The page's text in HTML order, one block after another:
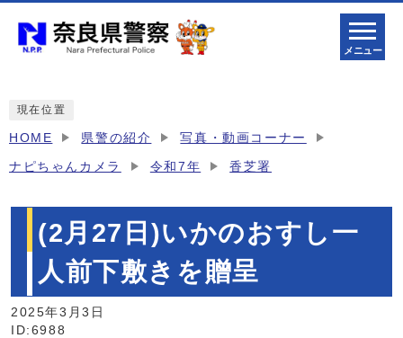
メニュー
現在位置
HOME 県警の紹介 写真・動画コーナー
ナピちゃんカメラ 令和7年 香芝署
(2月27日)いかのおすし一
人前下敷きを贈呈
2025年3月3日
ID:6988